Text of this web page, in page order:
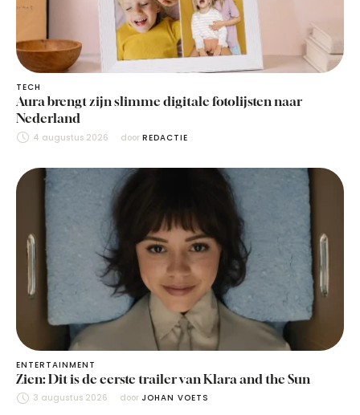
TECH
Aura brengt zijn slimme digitale fotolijsten naar
Nederland
4 augustus 2026 door REDACTIE
ENTERTAINMENT
Zien: Dit is de eerste trailer van Klara and the Sun
3 augustus 2026 door JOHAN VOETS